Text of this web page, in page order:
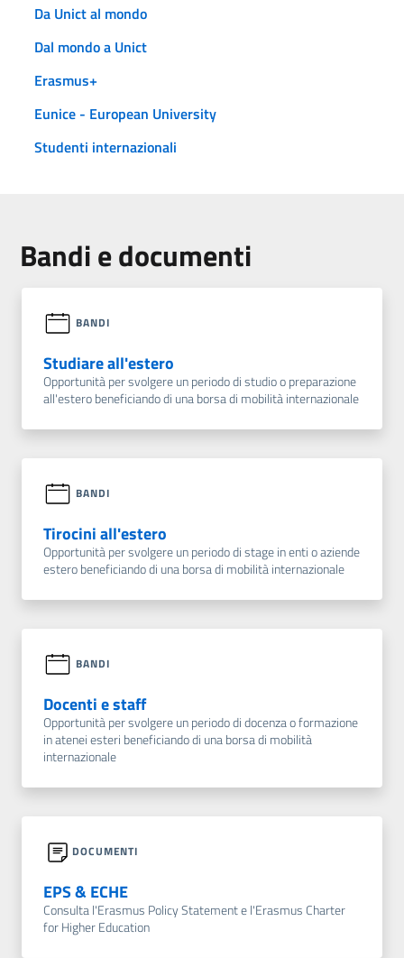
Da Unict al mondo
Dal mondo a Unict
Erasmus+
Eunice - European University
Studenti internazionali
Bandi e documenti
BANDI
Studiare all'estero
Opportunità per svolgere un periodo di studio o preparazione
all'estero beneficiando di una borsa di mobilità internazionale
BANDI
Tirocini all'estero
Opportunità per svolgere un periodo di stage in enti o aziende
estero beneficiando di una borsa di mobilità internazionale
BANDI
Docenti e staff
Opportunità per svolgere un periodo di docenza o formazione
in atenei esteri beneficiando di una borsa di mobilità
internazionale
DOCUMENTI
EPS & ECHE
Consulta l'Erasmus Policy Statement e l'Erasmus Charter
for Higher Education